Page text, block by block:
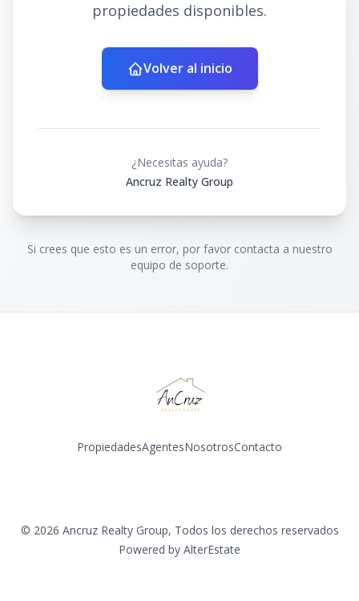
propiedades disponibles.
Volver al inicio
¿Necesitas ayuda?
Ancruz Realty Group
Si crees que esto es un error, por favor contacta a nuestro
equipo de soporte.
PropiedadesAgentesNosotrosContacto
© 2026 Ancruz Realty Group, Todos los derechos reservados
Powered by AlterEstate